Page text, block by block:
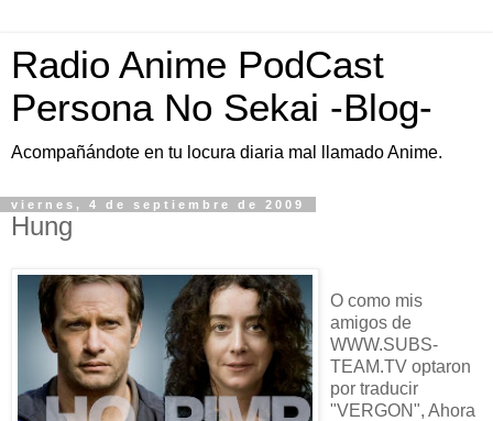
Radio Anime PodCast
Persona No Sekai -Blog-
Acompañándote en tu locura diaria mal llamado Anime.
viernes, 4 de septiembre de 2009
Hung
O como mis
amigos de
WWW.SUBS-
TEAM.TV optaron
por traducir
"VERGON", Ahora